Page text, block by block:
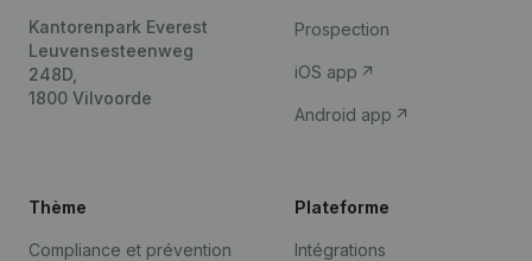
Kantorenpark Everest
Leuvensesteenweg
248D,
1800 Vilvoorde
Prospection
iOS app
Android app
Thème
Compliance et prévention
Plateforme
Intégrations